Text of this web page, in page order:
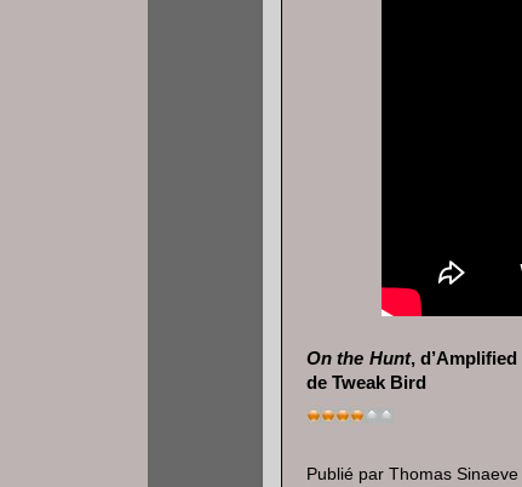
On the Hunt, d’Amplified
de Tweak Bird
Publié par Thomas Sinaeve